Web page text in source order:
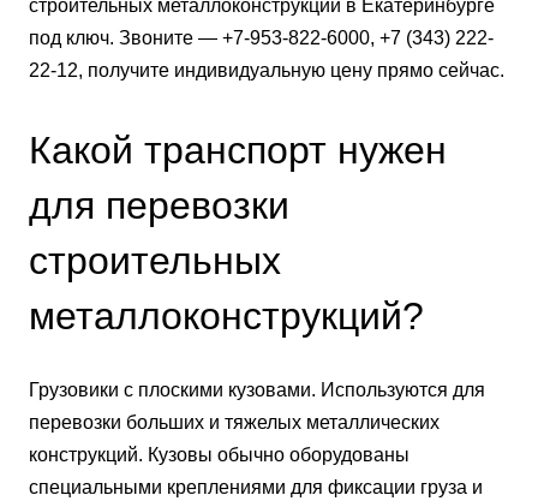
строительных металлоконструкций в Екатеринбурге
под ключ. Звоните — +7-953-822-6000, +7 (343) 222-
22-12, получите индивидуальную цену прямо сейчас.
Какой транспорт нужен
для перевозки
строительных
металлоконструкций?
Грузовики с плоскими кузовами. Используются для
перевозки больших и тяжелых металлических
конструкций. Кузовы обычно оборудованы
специальными креплениями для фиксации груза и